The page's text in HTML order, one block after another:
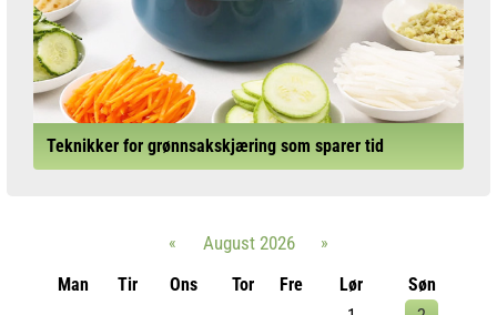
Teknikker for grønnsakskjæring som sparer tid
« August 2026
»
Man
Tir Ons Tor Fre Lør
Søn